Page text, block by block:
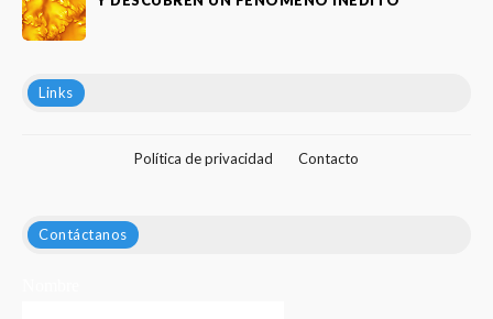
Links
Política de privacidad Contacto
Contáctanos